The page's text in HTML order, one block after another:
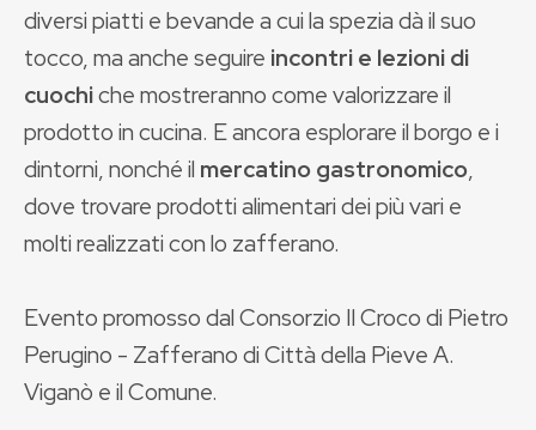
diversi piatti e bevande a cui la spezia dà il suo
tocco, ma anche seguire incontri e lezioni di
cuochiche mostreranno come valorizzare il
prodotto in cucina. E ancora esplorare il borgo e i
dintorni, nonché il mercatino gastronomico,
dove trovare prodotti alimentari dei più vari e
molti realizzati con lo zafferano.
Evento promosso dal Consorzio Il Croco di Pietro
Perugino - Zafferano di Città della Pieve A.
Viganò e il Comune.